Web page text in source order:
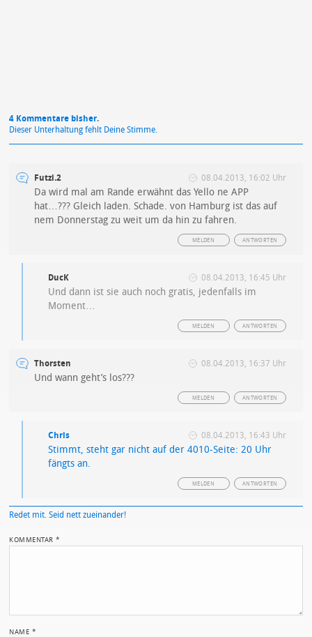
4 Kommentare bisher.
Dieser Unterhaltung fehlt Deine Stimme.
Futzi.2 08.04.2013, 16:02 Uhr
Da wird mal am Rande erwähnt das Yello ne APP
hat…??? Gleich laden. Schade. von Hamburg ist das auf
nem Donnerstag zu weit um da hin zu fahren.
ANTWORTEN
MELDEN
DucK 08.04.2013, 16:45 Uhr
Und dann ist sie auch noch gratis, jedenfalls im
Moment…
ANTWORTEN
MELDEN
Thorsten 08.04.2013, 16:37 Uhr
Und wann geht’s los???
ANTWORTEN
MELDEN
Chris 08.04.2013, 16:43 Uhr
Stimmt, steht gar nicht auf der 4010-Seite: 20 Uhr
fängts an.
ANTWORTEN
MELDEN
Redet mit. Seid nett zueinander!
KOMMENTAR*
NAME *